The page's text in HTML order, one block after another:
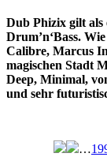
Dub Phizix gilt als
Drum’n‘Bass.
Calibre, Marcus
magischen Stadt
Deep, Minimal,
und sehr
…